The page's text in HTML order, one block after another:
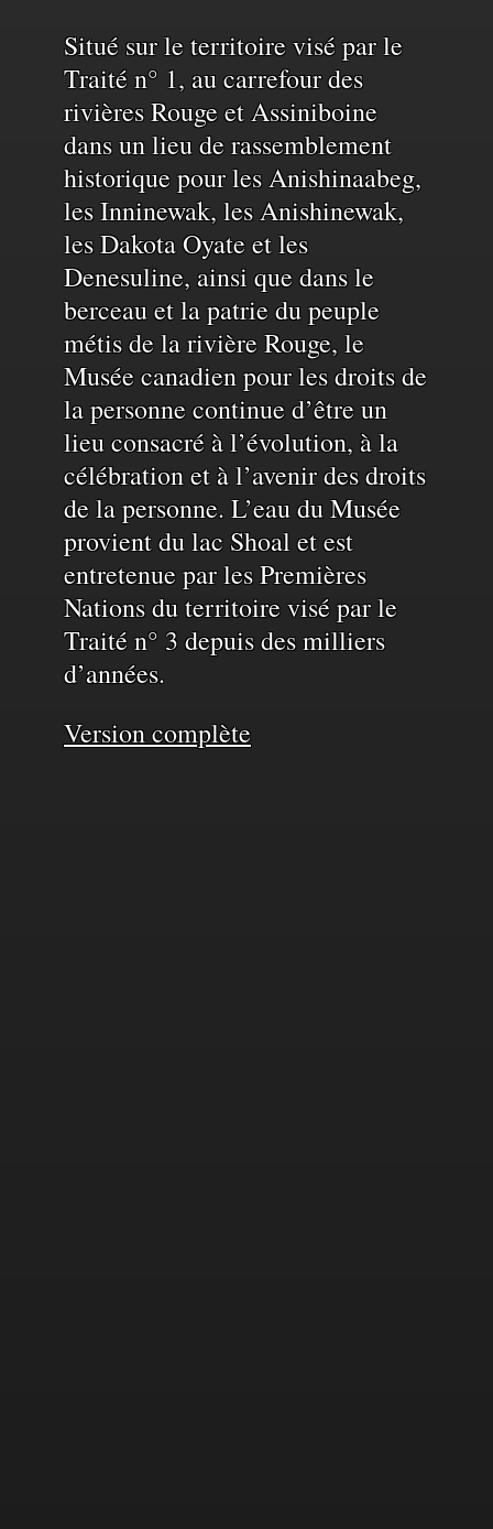
Reconnaissance
du
territoire
et
de
l'eau
Situé sur le territoire visé par le
Traité n° 1, au carrefour des
rivières Rouge et Assiniboine
dans un lieu de rassemblement
historique pour les Anishinaabeg,
les Inninewak, les Anishinewak,
les Dakota Oyate et les
Denesuline, ainsi que dans le
berceau et la patrie du peuple
métis de la rivière Rouge, le
Musée canadien pour les droits de
la personne continue d’être un
lieu consacré à l’évolution, à la
célébration et à l’avenir des droits
de la personne. L’eau du Musée
provient du lac Shoal et est
entretenue par les Premières
Nations du territoire visé par le
Traité n° 3 depuis des milliers
d’années.
Version complète